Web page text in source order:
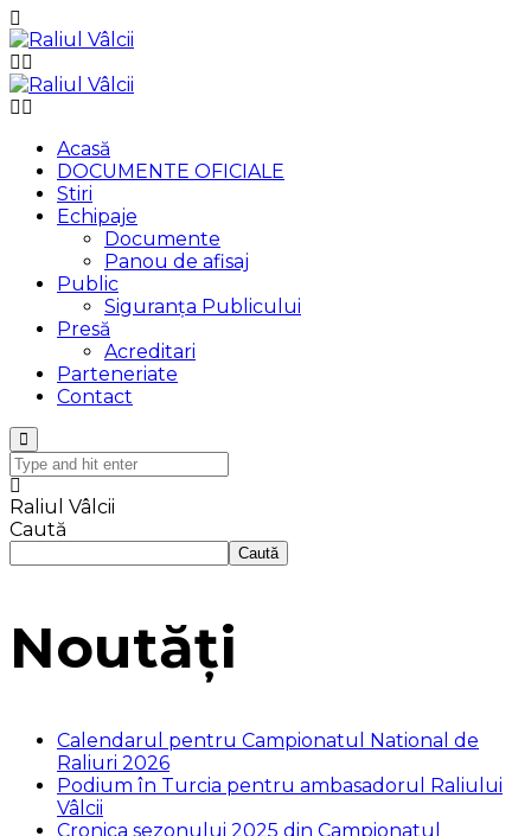
Acasă
DOCUMENTE OFICIALE
Stiri
Echipaje
Documente
Panou de afisaj
Public
Siguranța Publicului
Presă
Acreditari
Parteneriate
Contact
Raliul Vâlcii
Caută
Caută
Noutăți
Calendarul pentru Campionatul National de
Raliuri 2026
Podium în Turcia pentru ambasadorul Raliului
Vâlcii
Cronica sezonului 2025 din Campionatul